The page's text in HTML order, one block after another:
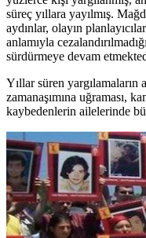
süreç yıllara yayılmış.
aydınlar, olayın
anlamıyla
sürdürmeye devam
Yıllar süren yargılamaların
zamanaşımına uğraması,
kaybedenlerin ailelerinde